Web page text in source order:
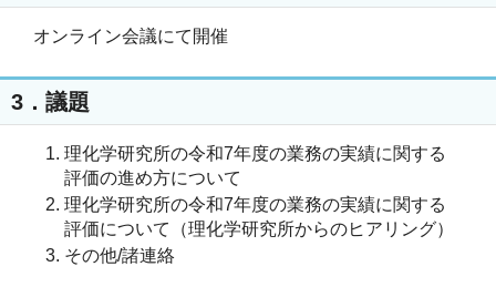
オンライン会議にて開催
3．議題
理化学研究所の令和7年度の業務の実績に関する
評価の進め方について
理化学研究所の令和7年度の業務の実績に関する
評価について（理化学研究所からのヒアリング）
その他/諸連絡